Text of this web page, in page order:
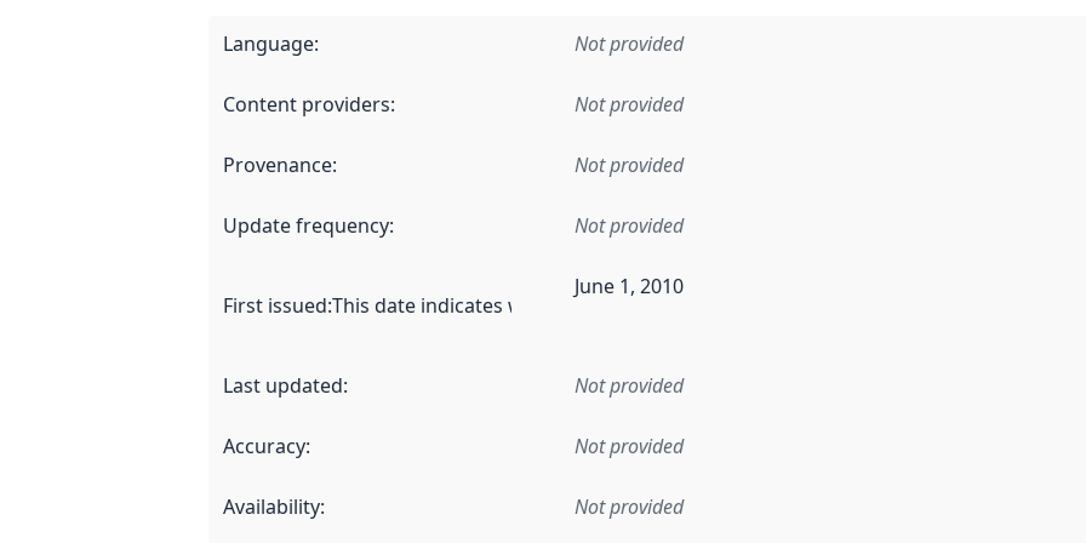
Language: Not provided
Content providers: Not provided
Provenance: Not provided
Update frequency: Not provided
First issued:This date indicates when the data in this dataset was first released. It may have
June 1, 2010
Last updated: Not provided
Accuracy: Not provided
Availability: Not provided